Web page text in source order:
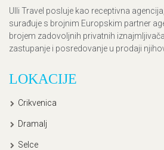
Ulli Travel posluje kao receptivna
surađuje s brojnim Europskim partner
brojem zadovoljnih privatnih
zastupanje i posredovanje u prodaji
LOKACIJE
Crikvenica
Dramalj
Selce